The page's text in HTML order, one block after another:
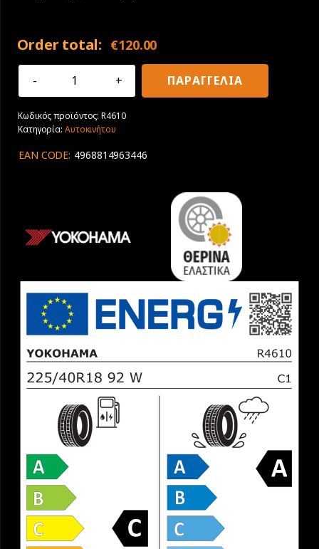
Order total: €120.00
225/40R18
Yokohama
BluEarth-
AE51
ΠΑΡΑΓΓΕΛΙΑ
Κωδικός προϊόντος:R4610
Κατηγορία: Αυτοκινήτου
EAN CODE: 4968814963446